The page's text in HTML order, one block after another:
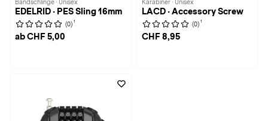
Bandschlinge · Unisex
EDELRID · PES Sling 16mm
(0) 1
ab CHF 5,00
Karabiner · Unisex
LACD · Accessory Screw
(0) 1
CHF 8,95